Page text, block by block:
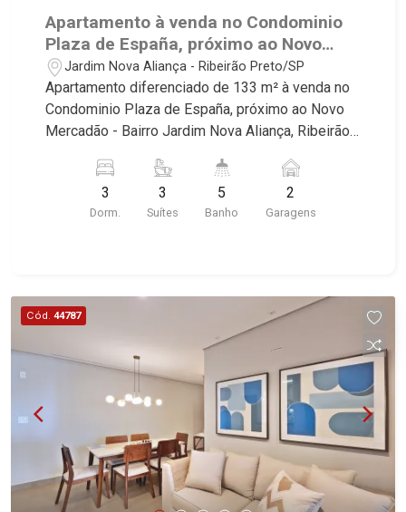
Apartamento à venda no Condominio
Plaza de España, próximo ao Novo
Mercadão - Ribeirão Preto/SP.
Jardim Nova Aliança - Ribeirão Preto/SP
Apartamento diferenciado de 133 m² à venda no
Condominio Plaza de España, próximo ao Novo
Mercadão - Bairro Jardim Nova Aliança, Ribeirão
imóvel que a Martinelli Imobiliária selecionou
para você: - 143m² de area util - 03 suites - Sala
02 ambientes com Open View - Lavabo - Cozinha
dormitórios, sala e sacada gourmet - Area de
Serviço - Banheiro de Serviço - Varanda Gourmet
com Churrasqueira à gás - 02 Vagas - Fino
acabamento - Alto Padrão Martinelli Imobiliária,
referência no mercado imobiliário desde 2000.
Especialistas em Venda, Locação e
Lançamentos! Avenida João Fiúsa, 1051 - Alto da
Boa Vista | Ribeirão Preto.
3
Dorm.
3
Suítes
5
Banho
2
Garagens
Cód. 44787